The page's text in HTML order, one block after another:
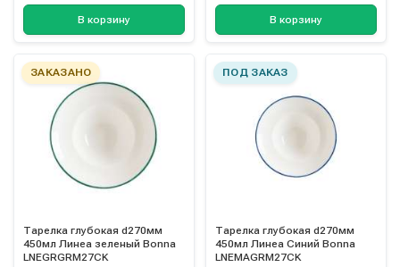
В корзину В корзину
ЗАКАЗАНО
Тарелка глубокая d270мм
450мл Линеа зеленый Bonna
LNEGRGRM27CK
ПОД ЗАКАЗ
Тарелка глубокая d270мм
450мл Линеа Синий Bonna
LNEMAGRM27CK